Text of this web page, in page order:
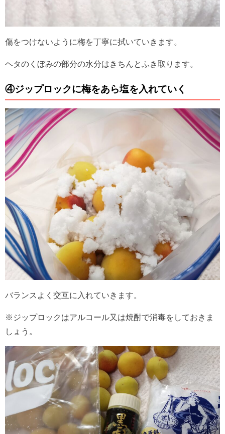
傷をつけないように梅を丁寧に拭いていきます。
ヘタのくぼみの部分の水分はきちんとふき取ります。
④ジップロックに梅をあら塩を入れていく
バランスよく交互に入れていきます。
※ジップロックはアルコール又は焼酎で消毒をしておきま
しょう。